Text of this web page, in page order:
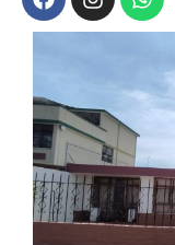
a
c
o
o
k
n
s
r
a
m
h
a
a